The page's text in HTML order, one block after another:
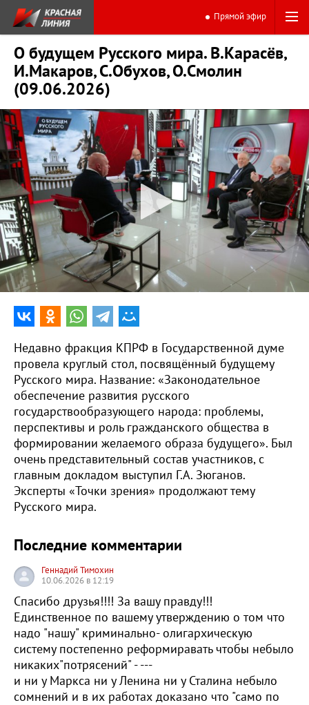
Прямой эфир
О будущем Русского мира. В.Карасёв,
И.Макаров, С.Обухов, О.Смолин
(09.06.2026)
0:00 44:36
Недавно фракция КПРФ в Государственной думе
провела круглый стол, посвящённый будущему
Русского мира. Название: «Законодательное
обеспечение развития русского
государствообразующего народа: проблемы,
перспективы и роль гражданского общества в
формировании желаемого образа будущего». Был
очень представительный состав участников, с
главным докладом выступил Г.А. Зюганов.
Эксперты «Точки зрения» продолжают тему
Русского мира.
Последние комментарии
Геннадий Тимохин
10.06.2026 в 12:19
Спасибо друзья!!!! За вашу правду!!!
Единственное по вашему утверждению о том что
надо "нашу" криминально- олигархическую
систему постепенно реформиравать чтобы небыло
никаких"потрясений" - ---
и ни у Маркса ни у Ленина ни у Сталина небыло
сомнений и в их работах доказано что "само по